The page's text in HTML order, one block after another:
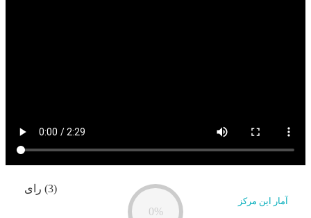
آمار این مرکز
(3) رای
0%